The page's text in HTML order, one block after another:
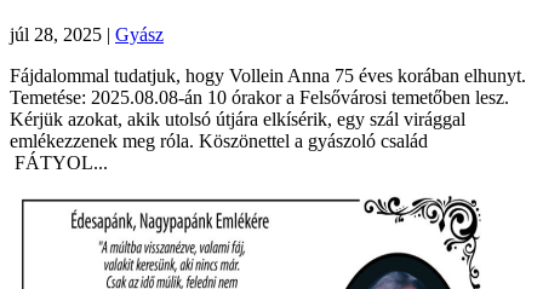
júl 28, 2025 | Gyász
Fájdalommal tudatjuk, hogy Vollein Anna 75 éves korában elhunyt.
Temetése: 2025.08.08-án 10 órakor a Felsővárosi temetőben lesz.
Kérjük azokat, akik utolsó útjára elkísérik, egy szál virággal
emlékezzenek meg róla. Köszönettel a gyászoló család
FÁTYOL...